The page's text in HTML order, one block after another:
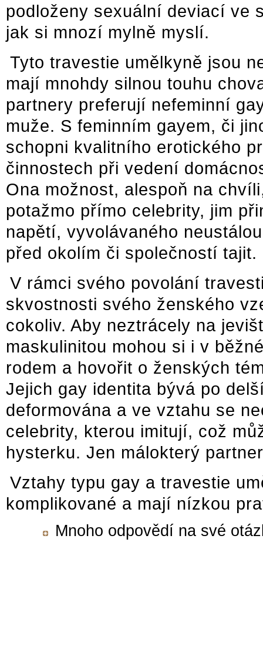
podloženy sexuální deviací ve
jak si mnozí mylně myslí.
Tyto travestie umělkyně jsou
mají mnohdy silnou touhu
partnery preferují nefeminní
muže. S feminním gayem, či
schopni kvalitního erotického
činnostech při vedení
Ona možnost, alespoň na
potažmo přímo celebrity, jim
napětí, vyvolávaného
před okolím či společností tajit.
V rámci svého povolání
skvostnosti svého ženského
cokoliv. Aby neztrácely na
maskulinitou mohou si i v
rodem a hovořit o ženských
Jejich gay identita bývá po
deformována a ve vztahu se
celebrity, kterou imitují, což
hysterku. Jen málokterý
Vztahy typu gay a travestie
komplikované a mají nízkou
Mnoho odpovědí na své